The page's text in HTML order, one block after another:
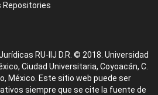
Repositories
RU-IIJ D.R. © 2018. Universidad
Ciudad Universitaria, Coyoacán, C.
México. Este sitio web puede ser
siempre que se cite la fuente de